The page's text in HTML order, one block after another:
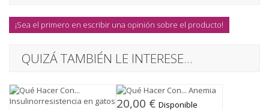
¡Sea el primero en escribir una opinión sobre el producto!
QUIZÁ TAMBIÉN LE INTERESE...
20,00 € Disponible